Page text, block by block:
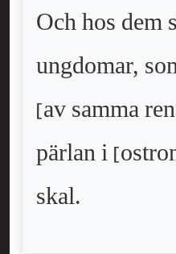
Och hos dem
ungdomar,
[av samma
pärlan i
skal.